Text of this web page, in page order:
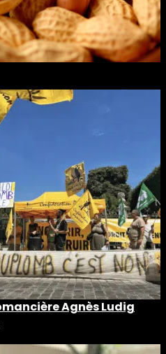
Agnès Ludig